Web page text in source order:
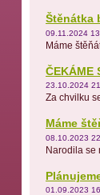
Štěnátka
09.11.2024
Máme
ČEKÁME
23.10.2024
Za chvilku
Máme
08.10.2023
Narodila se
01.09.2023